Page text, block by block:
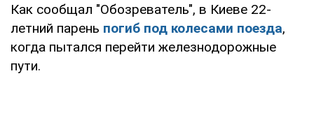
Как сообщал "Обозреватель", в Киеве 22-
летний парень погиб под колесами поезда,
когда пытался перейти железнодорожные
пути.